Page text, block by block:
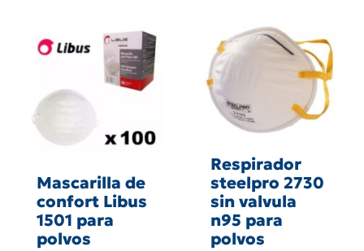
Mascarilla de
confort Libus
1501 para
polvos
Respirador
steelpro 2730
sin valvula
n95 para
polvos